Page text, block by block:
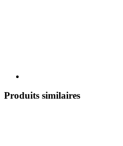
Produits similaires